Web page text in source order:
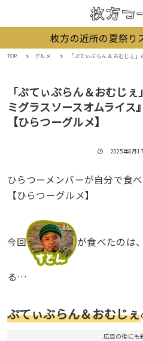
枚方の近所の夏祭り
TOP グルメ 「ぷてぃぶらん＆おむじぇ」の『ポークカツのせデミ
「ぷてぃぶらん＆おむじ
ミグラスソースオムライス
【ひらつーグルメ】
投稿日
2025年6月
ひらつーメンバーが自分で食
【ひらつーグルメ】
今回 が食べたのは
る…
ぷてぃぶらん＆おむじぇ
広告の後にも